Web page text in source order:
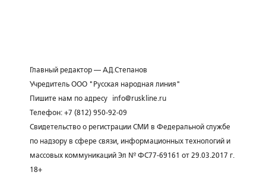
Главный редактор — А.Д.Степанов
Учредитель ООО "Русская народная линия"
Пишите нам по адресу
info@ruskline.ru
Телефон: +7 (812) 950-92-09
Свидетельство о регистрации СМИ в Федеральной службе
по надзору в сфере связи, информационных технологий и
массовых коммуникаций Эл № ФС77-69161 от 29.03.2017 г.
18+